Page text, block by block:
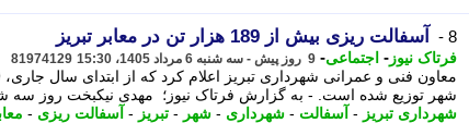
8 - آسفالت ریزی بیش از 189 هزار تن در معابر تبریز
فرتاک نیوز - اجتماعی- 9 روز پیش - سه شنبه 6 مرداد 1405، 15:30 81974129
شهر توزیع شده است. - به گزارش فرتاک نیوز؛ مهدی نیکبخت روز سه
شهرداری تبریز - آسفالت - شهرداری - شهر - تبریز - آسفالت ریزی -